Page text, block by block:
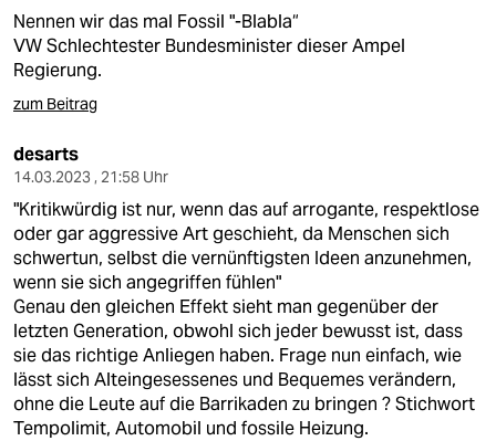
Nennen wir das mal Fossil "-Blabla“
VW Schlechtester Bundesminister dieser Ampel
Regierung.
zum Beitrag
desarts
14.03.2023 , 21:58 Uhr
"Kritikwürdig ist nur, wenn das auf arrogante, respektlose
oder gar aggressive Art geschieht, da Menschen sich
schwertun, selbst die vernünftigsten Ideen anzunehmen,
wenn sie sich angegriffen fühlen"
Genau den gleichen Effekt sieht man gegenüber der
letzten Generation, obwohl sich jeder bewusst ist, dass
sie das richtige Anliegen haben. Frage nun einfach, wie
lässt sich Alteingesessenes und Bequemes verändern,
ohne die Leute auf die Barrikaden zu bringen ? Stichwort
Tempolimit, Automobil und fossile Heizung.